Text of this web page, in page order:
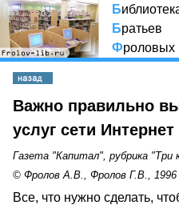
Б
Братьев
Фроловых
Важно правильно
услуг сети Интернет
Газета "Капитал", рубрика "Три
© Фролов А.В., Фролов Г.В., 1996
Все, что нужно сделать,